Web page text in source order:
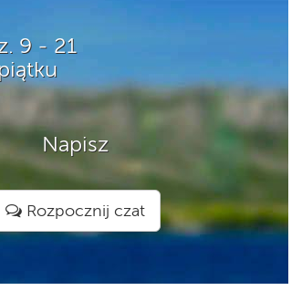
9 - 21
Napisz
Rozpocznij czat